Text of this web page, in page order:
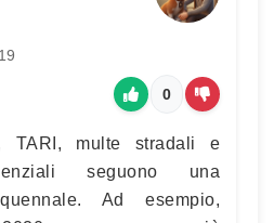
0
TARI, multe stradali e
seguono una
Ad esempio,